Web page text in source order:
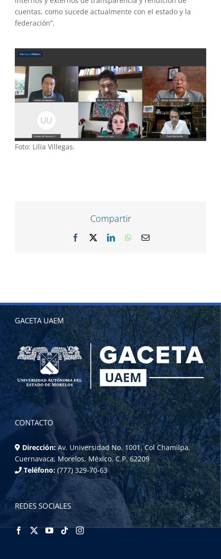
cuentas, como sucede actualmente con el estado y la
federación”.
Foto: Lilia Villegas.
Compartir
Facebook LinkedInWhatsApp
Correo
GACETA UAEM
CONTACTO
Dirección: Av. Universidad No. 1001, Col Chamilpa,
Cuernavaca, Morelos, México. C.P. 62209
Teléfono: (777) 329-70-63
REDES SOCIALES